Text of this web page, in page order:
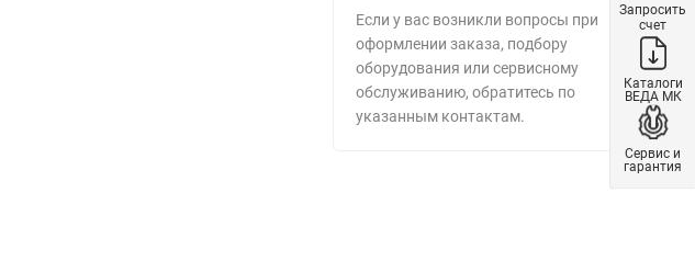
Если у вас возникли вопросы при
оформлении заказа, подбору
оборудования или сервисному
обслуживанию, обратитесь по
указанным контактам.
Запросить
счет
Каталоги
ВЕДА МК
Сервис и
гарантия